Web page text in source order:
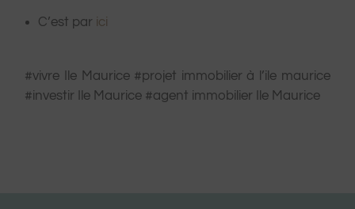
C’est par ici
#vivre Ile Maurice #projet immobilier à l’ile maurice
#investir Ile Maurice #agent immobilier Ile Maurice